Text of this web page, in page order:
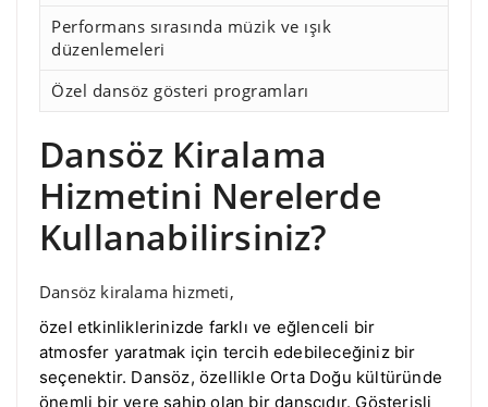
Performans sırasında müzik ve ışık
düzenlemeleri
Özel dansöz gösteri programları
Dansöz Kiralama
Hizmetini Nerelerde
Kullanabilirsiniz?
Dansöz kiralama hizmeti,
özel etkinliklerinizde farklı ve eğlenceli bir
atmosfer yaratmak için tercih edebileceğiniz bir
seçenektir. Dansöz, özellikle Orta Doğu kültüründe
önemli bir yere sahip olan bir dansçıdır. Gösterişli